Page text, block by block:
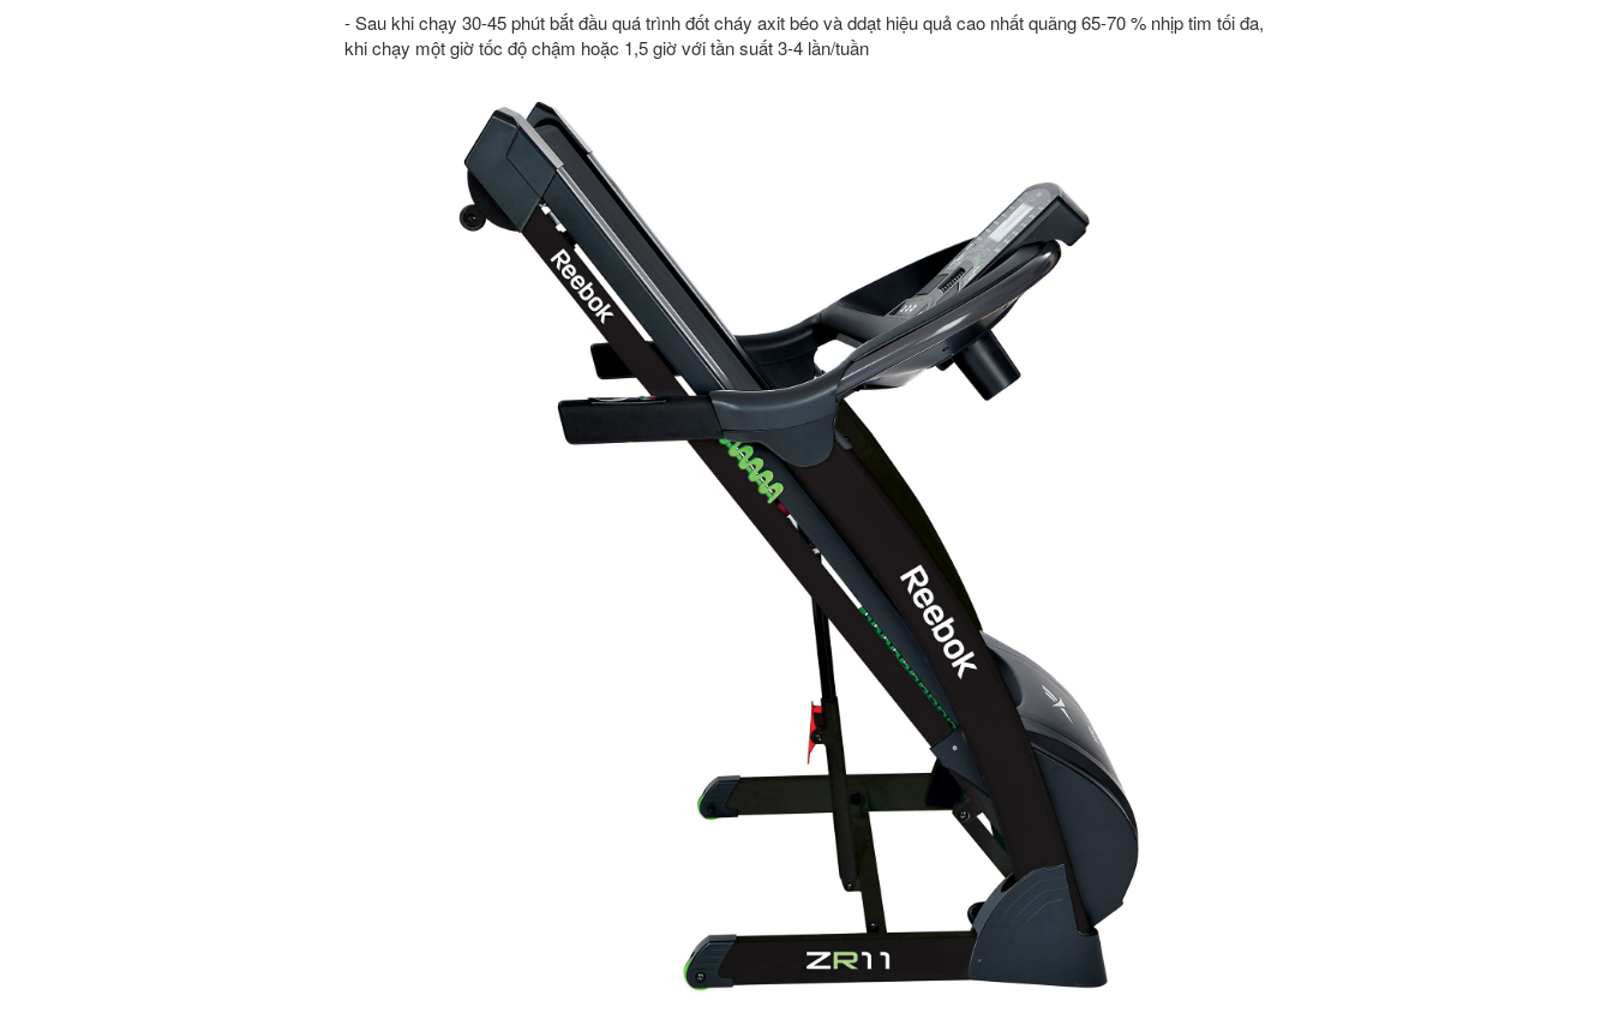
- Sau khi chạy 30-45 phút bắt đầu quá trình đốt cháy axit béo và ddạt hiệu quả cao nhất quãng 65-70 % nhịp tim tối đa,
khi chạy một giờ tốc độ chậm hoặc 1,5 giờ với tần suất 3-4 lần/tuần